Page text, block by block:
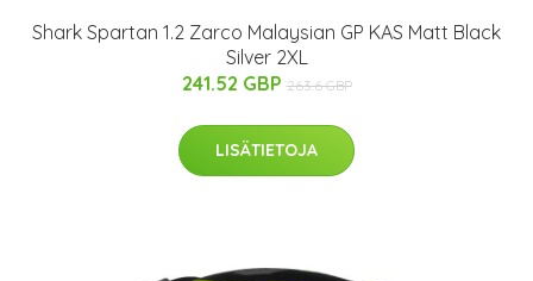
Shark Spartan 1.2 Zarco Malaysian GP KAS Matt Black
Silver 2XL
241.52 GBP 263.6 GBP
LISÄTIETOJA